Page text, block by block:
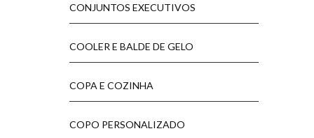
CONJUNTOS EXECUTIVOS
COOLER E BALDE DE GELO
COPA E COZINHA
COPO PERSONALIZADO